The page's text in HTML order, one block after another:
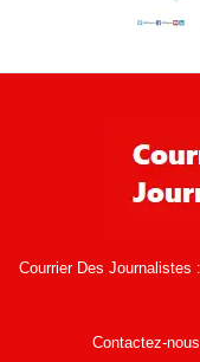
Courrier Des Journalistes
Contactez-